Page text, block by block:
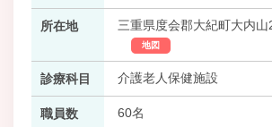
所在地 三重県度会郡大紀町大内山
地図
診療科目 介護老人保健施設
職員数 60名